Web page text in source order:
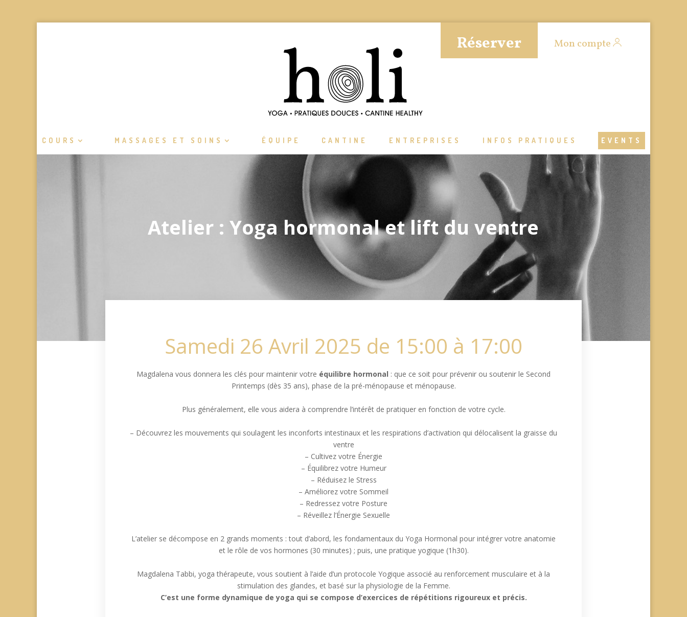
Réserver Mon compte
COURS MASSAGES ET SOINS ÉQUIPE CANTINE ENTREPRISES INFOS PRATIQUES EVENTS
Atelier : Yoga hormonal et lift du ventre
Samedi 26 Avril 2025 de 15:00 à 17:00
Magdalena vous donnera les clés pour maintenir votre équilibre hormonal : que ce soit pour prévenir ou soutenir le Second
Printemps (dès 35 ans), phase de la pré-ménopause et ménopause.
Plus généralement, elle vous aidera à comprendre l’intérêt de pratiquer en fonction de votre cycle.
– Découvrez les mouvements qui soulagent les inconforts intestinaux et les respirations d’activation qui délocalisent la graisse du
ventre
– Cultivez votre Énergie
– Équilibrez votre Humeur
– Réduisez le Stress
– Améliorez votre Sommeil
– Redressez votre Posture
– Réveillez l’Énergie Sexuelle
L’atelier se décompose en 2 grands moments : tout d’abord, les fondamentaux du Yoga Hormonal pour intégrer votre anatomie
et le rôle de vos hormones (30 minutes) ; puis, une pratique yogique (1h30).
Magdalena Tabbi, yoga thérapeute, vous soutient à l’aide d’un protocole Yogique associé au renforcement musculaire et à la
stimulation des glandes, et basé sur la physiologie de la Femme.
C’est une forme dynamique de yoga qui se compose d’exercices de répétitions rigoureux et précis.